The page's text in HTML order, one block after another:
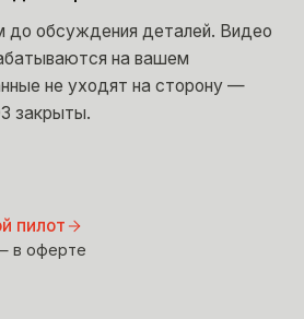
до обсуждения деталей. Видео
на вашем
не уходят на сторону —
закрыты.
пилот
в оферте